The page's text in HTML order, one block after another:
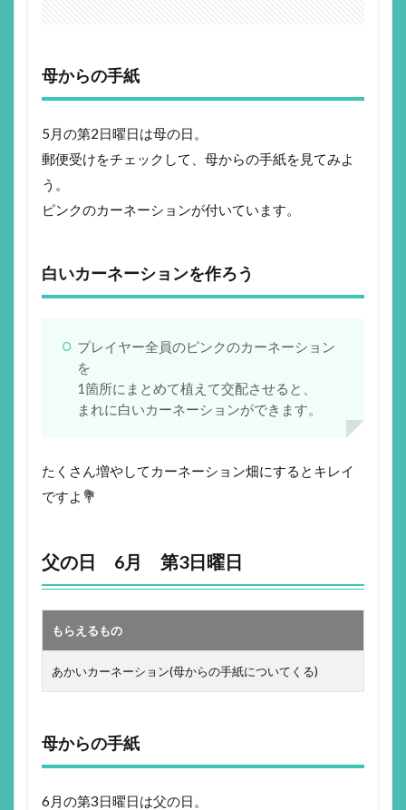
母からの手紙
5月の第2日曜日は母の日。
郵便受けをチェックして、母からの手紙を見てみよ
う。
ピンクのカーネーションが付いています。
白いカーネーションを作ろう
プレイヤー全員のピンクのカーネーション
を
1箇所にまとめて植えて交配させると、
まれに白いカーネーションができます。
たくさん増やしてカーネーション畑にするとキレイ
ですよ💐
父の日 6月 第3日曜日
もらえるもの
あかいカーネーション(母からの手紙についてくる)
母からの手紙
6月の第3日曜日は父の日。